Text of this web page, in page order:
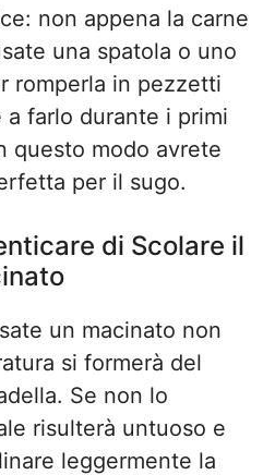
non appena la carne
una spatola o uno
romperla in pezzetti
farlo durante i primi
questo modo avrete
per il sugo.
di Scolare il
un macinato non
si formerà del
Se non lo
risulterà untuoso e
leggermente la